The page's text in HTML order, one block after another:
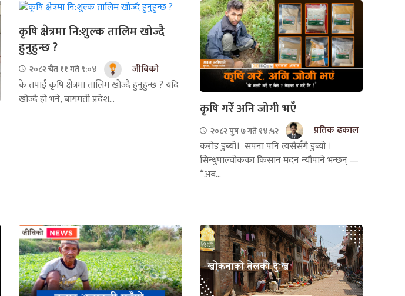
कृषि क्षेत्रमा नि:शुल्क तालिम खोज्दै
हुनुहुन्छ ?
२०८२ चैत ११ गते ९:०४
जीविको
के तपाईँ कृषि क्षेत्रमा तालिम खोज्दै हुनुहुन्छ ? यदि
खोज्दै हो भने, बागमती प्रदेश...
कृषि गरेँ अनि जोगी भएँ
२०८२ पुष ७ गते १४:५२
प्रतिक ढकाल
करोड डुब्यो। सपना पनि त्यसैसँगै डुब्यो ।
सिन्धुपाल्चोकका किसान मदन न्यौपाने भन्छन् —
“अब...